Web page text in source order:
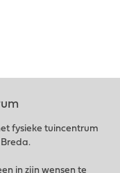
fysieke tuincentrum
in zijn wensen te